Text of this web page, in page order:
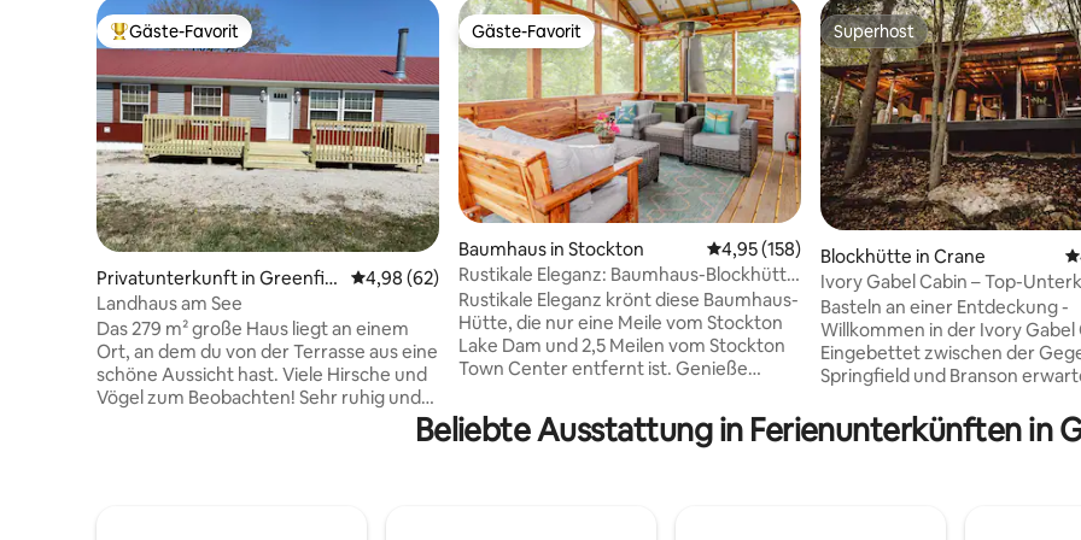
Beliebter Gäste-Favorit.
Gäste-Favorit
Privatunterkunft in Greenfiel
d
Durchschnittliche Bewertung: 4,98 von 5, 62 Bewertungen
4,98 (62)
Landhaus am See
Das 279 m² große Haus liegt an einem
Ort, an dem du von der Terrasse aus eine
schöne Aussicht hast. Viele Hirsche und
Vögel zum Beobachten! Sehr ruhig und
gehst und Boot fährst oder angeln gehst
Gäste-Favorit
Gäste-Favorit
Baumhaus in Stockton Durchschnittliche Bewertung: 4,95 von 5,
4,95 (158)
Rustikale Eleganz: Baumhaus-Blockhütte
am Stockton Lake, Missouri
Rustikale Eleganz krönt diese Baumhaus-
Hütte, die nur eine Meile vom Stockton
Lake Dam und 2,5 Meilen vom Stockton
Town Center entfernt ist. Genieße
waldreichen Umgebung mit Blick auf das
Vieh der Nachbarn sowie auf Rehe und
Superhost
Superhost
Blockhütte in Crane
Ivory Gabel Cabin – Top-
Mittleren Westen
Basteln an einer Entdeckung -
Willkommen in der Ivory Gabel
Eingebettet zwischen der
Springfield und Branson
als Rückzugsort. Entdecke die
nahegelegenen Wander- und
Beliebte Ausstattung in Ferienunterkünften in